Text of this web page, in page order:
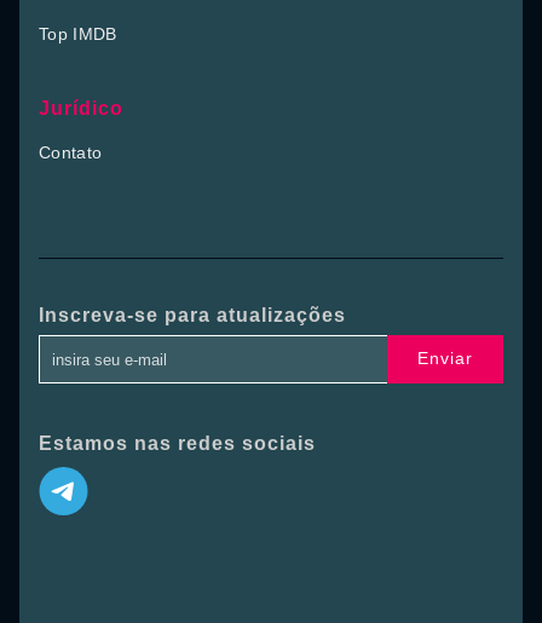
Top IMDB
Jurídico
Contato
Inscreva-se para atualizações
Enviar
Estamos nas redes sociais